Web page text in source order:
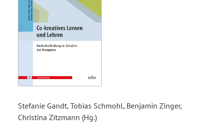
Stefanie Gandt, Tobias Schmohl, Benjamin Zinger,
Christina Zitzmann (Hg.)